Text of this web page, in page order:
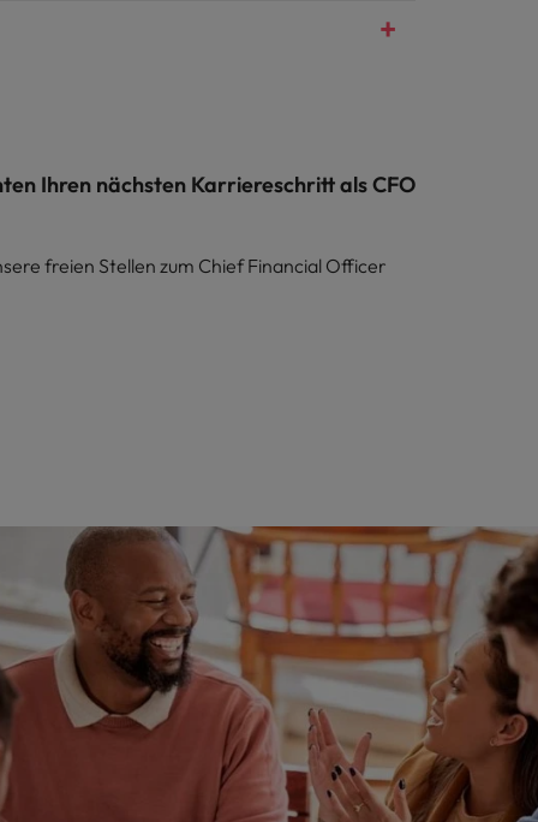
Ihren nächsten Karriereschritt als CFO
freien Stellen zum Chief Financial Officer